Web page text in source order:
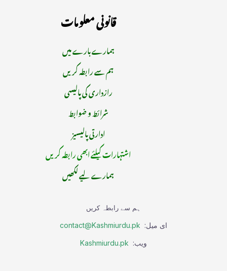
قانونی معلومات
ہمارے بارے میں
ہم سے رابطہ کریں
رازداری کی پالیسی
شرائط و ضوابط
ادارتی پالیسیز
اشتہارات کیلئے ابھی رابطہ کریں
ہمارے لیے لکھیں
ہم سے رابطہ کریں
ای میل: contact@Kashmiurdu.pk
ویب: Kashmiurdu.pk